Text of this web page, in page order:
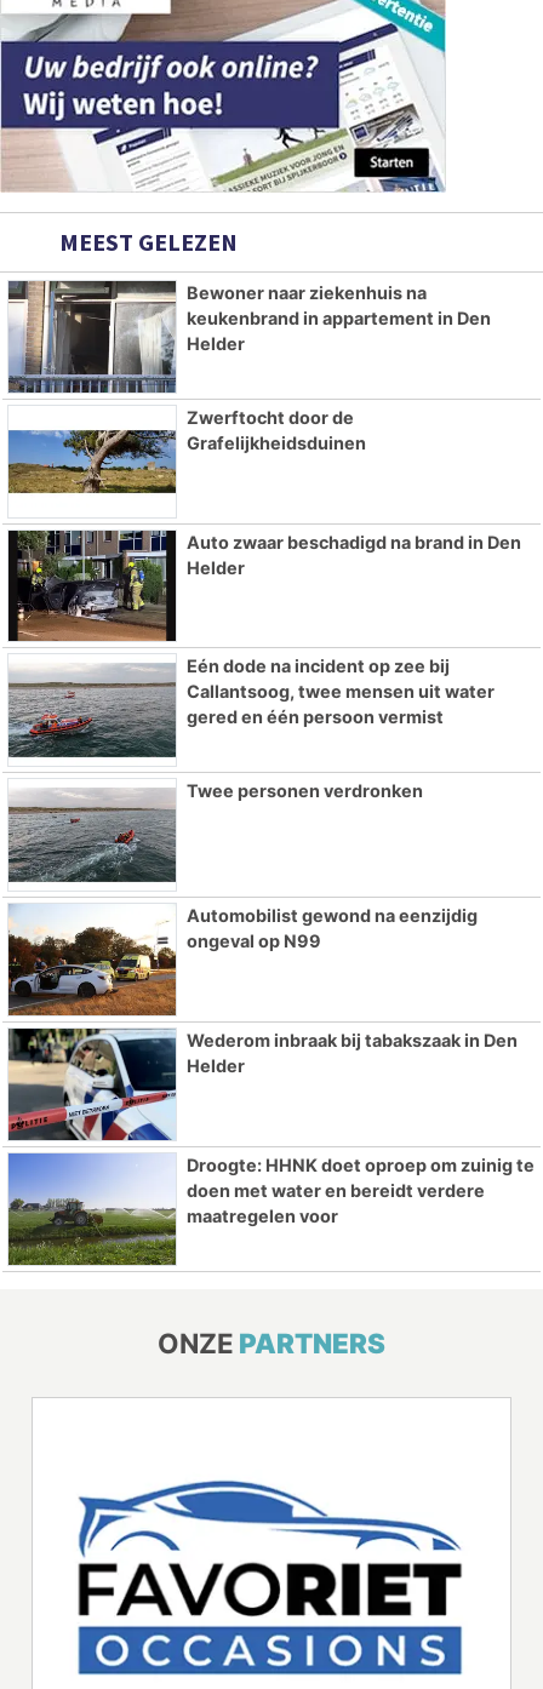
MEEST GELEZEN
Bewoner naar ziekenhuis na
keukenbrand in appartement in Den
Helder
Zwerftocht door de
Grafelijkheidsduinen
Auto zwaar beschadigd na brand in Den
Helder
Eén dode na incident op zee bij
Callantsoog, twee mensen uit water
gered en één persoon vermist
Twee personen verdronken
Automobilist gewond na eenzijdig
ongeval op N99
Wederom inbraak bij tabakszaak in Den
Helder
Droogte: HHNK doet oproep om zuinig te
doen met water en bereidt verdere
maatregelen voor
ONZE PARTNERS